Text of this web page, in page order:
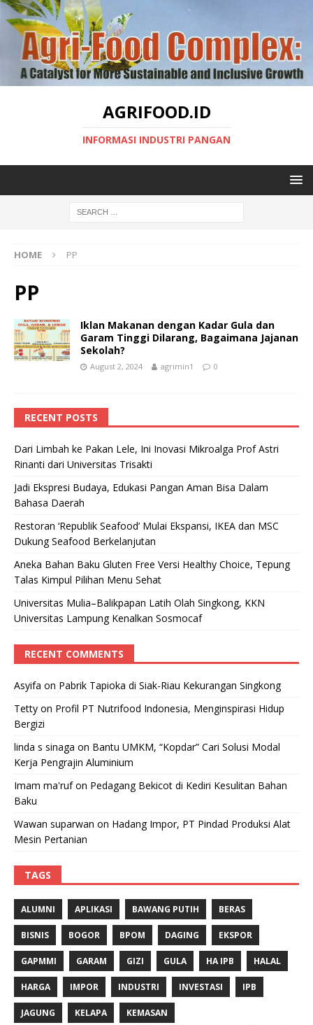
AGRIFOOD.ID
INFORMASI INDUSTRI PANGAN
HOME PP
PP
Iklan Makanan dengan Kadar Gula dan
Garam Tinggi Dilarang, Bagaimana Jajanan
Sekolah?
August 2, 2024 agrimin1 0
RECENT POSTS
Dari Limbah ke Pakan Lele, Ini Inovasi Mikroalga Prof Astri
Rinanti dari Universitas Trisakti
Jadi Ekspresi Budaya, Edukasi Pangan Aman Bisa Dalam
Bahasa Daerah
Restoran ‘Republik Seafood’ Mulai Ekspansi, IKEA dan MSC
Dukung Seafood Berkelanjutan
Aneka Bahan Baku Gluten Free Versi Healthy Choice, Tepung
Talas Kimpul Pilihan Menu Sehat
Universitas Mulia–Balikpapan Latih Olah Singkong, KKN
Universitas Lampung Kenalkan Sosmocaf
RECENT COMMENTS
Asyifa on Pabrik Tapioka di Siak-Riau Kekurangan Singkong
Tetty on Profil PT Nutrifood Indonesia, Menginspirasi Hidup
Bergizi
linda s sinaga on Bantu UMKM, “Kopdar” Cari Solusi Modal
Kerja Pengrajin Aluminium
Imam ma'rufon Pedagang Bekicot di Kediri Kesulitan Bahan
Baku
Wawan suparwan on Hadang Impor, PT Pindad Produksi Alat
Mesin Pertanian
TAGS
ALUMNI APLIKASI BAWANG PUTIH BERAS
BISNIS BOGOR BPOM DAGING EKSPOR
GAPMMI GARAM GIZI GULA HA IPB HALAL
HARGA IMPOR INDUSTRI INVESTASI IPB
JAGUNG KELAPA KEMASAN